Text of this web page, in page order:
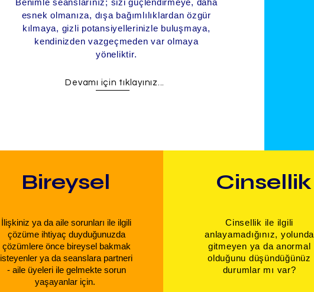
Benimle seanslarınız; sizi güçlendirmeye, daha
esnek olmanıza, dışa bağımlılıklardan özgür
kılmaya, gizli potansiyellerinizle buluşmaya,
kendinizden vazgeçmeden var olmaya
yöneliktir.
Devamı için tıklayınız...
Bireysel
​İlişkiniz ya da aile sorunları ile ilgili
çözüme ihtiyaç duyduğunuzda
çözümlere önce bireysel bakmak
isteyenler ya da seanslara partneri
- aile üyeleri ile gelmekte sorun
yaşayanlar için.
Cinsellik
​Cinsellik ile ilgili
anlayamadığınız, yolunda
gitmeyen ya da anormal
olduğunu düşündüğünüz
durumlar mı var?